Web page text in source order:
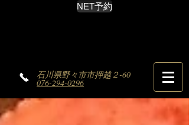
NET予約
石川県野々市市押越２-60
076-294-0296